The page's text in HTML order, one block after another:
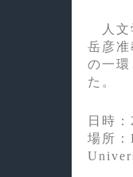
人文
岳彦
の一
た。
日時
場所